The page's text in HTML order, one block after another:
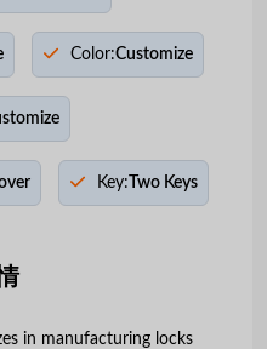
Color:Customize
Key:Two Keys
in manufacturing locks